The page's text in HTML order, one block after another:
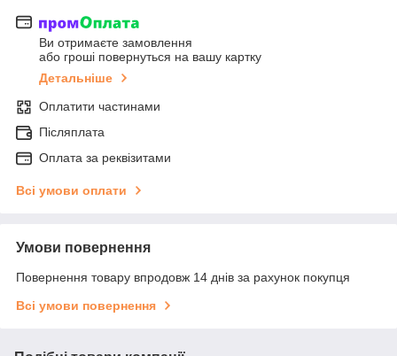
Ви отримаєте замовлення
або гроші повернуться на вашу картку
Детальніше
Оплатити частинами
Післяплата
Оплата за реквізитами
Всі умови оплати
Умови повернення
Повернення товару впродовж 14 днів за рахунок покупця
Всі умови повернення